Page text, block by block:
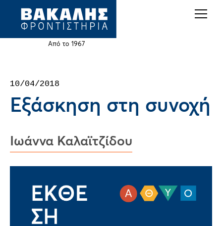
Jump
Από το 1967
top
10/04/2018
Εξάσκηση στη συνοχή
Ιωάννα Καλαϊτζίδου